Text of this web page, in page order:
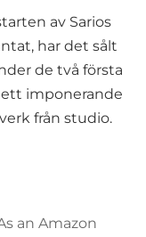
av Sarios
har det sålt
de två första
imponerande
från studio.
an Amazon